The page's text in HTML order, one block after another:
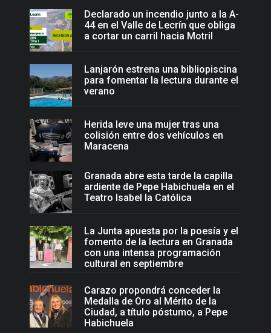
Declarado un incendio junto a la A-
44 en el Valle de Lecrín que obliga
a cortar un carril hacia Motril
Lanjarón estrena una bibliopiscina
para fomentar la lectura durante el
verano
Herida leve una mujer tras una
colisión entre dos vehículos en
Maracena
Granada abre esta tarde la capilla
ardiente de Pepe Habichuela en el
Teatro Isabel la Católica
La Junta apuesta por la poesía y el
fomento de la lectura en Granada
con una intensa programación
cultural en septiembre
Carazo propondrá conceder la
Medalla de Oro al Mérito de la
Ciudad, a título póstumo, a Pepe
Habichuela